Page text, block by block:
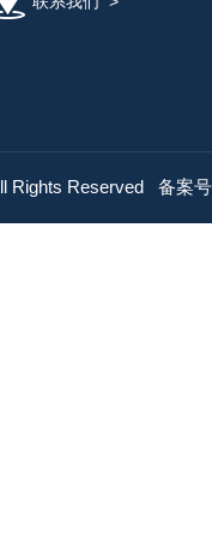
Rights Reserved 备案